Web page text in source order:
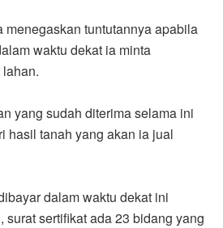
menegaskan tuntutannya apabila
waktu dekat ia minta
yang sudah diterima selama ini
hasil tanah yang akan ia jual
dalam waktu dekat ini
surat sertifikat ada 23 bidang yang